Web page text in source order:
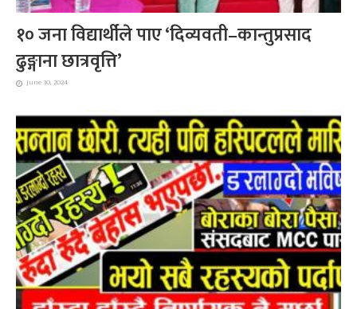
१० जना विद्यार्थीले पाए ‘दिव्यवती–कान्तुप्रसाद
ढुङ्गाना छात्रवृत्ति’
June 30, 2024